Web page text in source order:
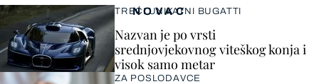
NOVAC
TREĆI UNIKATNI BUGATTI
Nazvan je po vrsti
srednjovjekovnog viteškog konja i
visok samo metar
ZA POSLODAVCE